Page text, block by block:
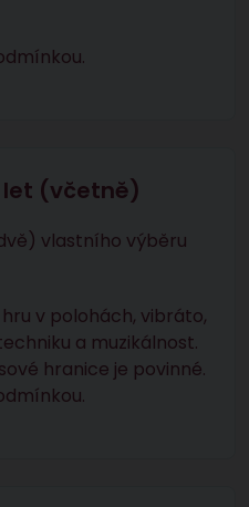
let (včetně)
vlastního výběru
v polohách, vibráto,
a muzikálnost.
hranice je povinné.